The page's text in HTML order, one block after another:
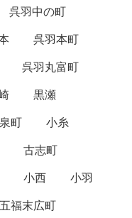
呉羽中の町
呉羽本町
呉羽丸富町
黒瀬
町
小糸
古志町
小西
小羽
五福末広町